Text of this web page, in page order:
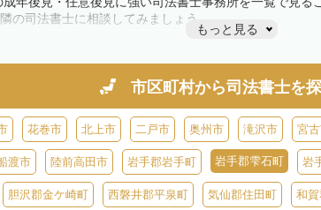
の司法書士に相談してみましょう。
もっと見る
市区町村から司法書士を
花巻市 北上市 二戸市 奥州市 滝沢市 宮
渡市 陸前高田市 岩手郡岩手町 岩手郡雫石町 岩
胆沢郡金ケ崎町 西磐井郡平泉町 気仙郡住田町 和